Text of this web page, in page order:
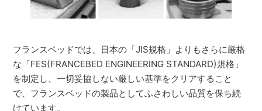
フランスベッドでは、日本の「JIS規格」よりもさらに厳格
な「FES(FRANCEBED ENGINEERING STANDARD)規格」
を制定し、一切妥協しない厳しい基準をクリアすること
で、フランスベッドの製品としてふさわしい品質を保ち続
けています。